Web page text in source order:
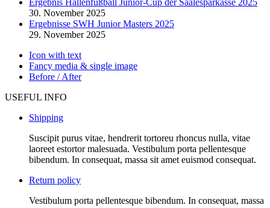
30. November 2025
Ergebnisse SWH Junior Masters 2025
29. November 2025
Icon with text
Fancy media & single image
Before / After
USEFUL INFO
Shipping
Suscipit purus vitae, hendrerit tortoreu rhoncus nulla, vitae
laoreet estortor malesuada. Vestibulum porta pellentesque
bibendum. In consequat, massa sit amet euismod consequat.
Return policy
Vestibulum porta pellentesque bibendum. In consequat, massa